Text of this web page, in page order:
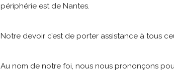
périphérie est de Nantes.
Notre devoir c’est de porter assistance à tous
Au nom de notre foi, nous nous prononçons